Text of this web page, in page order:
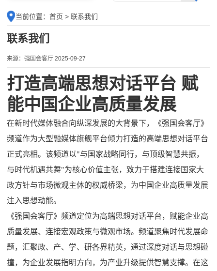
当前位置： 首页 > 联系我们
联系我们
来源：强国会客厅 2025-09-27
打造高端思想对话平台 赋
能中国企业高质量发展
在新时代媒体融合向纵深发展的大背景下， 《强国会客厅》
频道作为大型融媒体旗舰平台倾力打造的高端思想对话平台
正式亮相。该频道以"与国家战略同行，与顶级智慧共振，
与时代机遇共舞"为核心价值主张，致力于搭建连接国家大
政方针与市场微观主体的权威桥梁，为中国企业高质量发展
注入思想动能。
《强国会客厅》 频道定位为高端思想对话平台，赋能企业高
质量发展、连接宏观政策与微观市场。 频道聚焦时代发展命
题，汇聚政、产、学、研各界精英，通过深度对话与思想碰
撞，为企业发展指明方向，为产业升级提供智慧支撑。在这